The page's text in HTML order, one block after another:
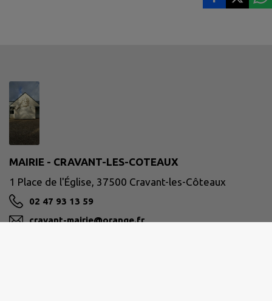
MAIRIE - CRAVANT-LES-COTEAUX
1 Place de l'Église, 37500 Cravant-les-Côteaux
02 47 93 13 59
cravant-mairie@orange.fr